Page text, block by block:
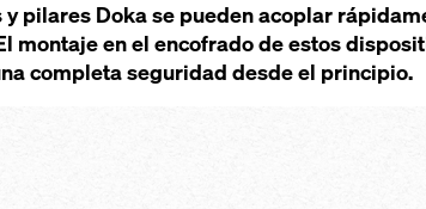
y pilares Doka se pueden acoplar
montaje en el encofrado de estos
completa seguridad desde el principio.